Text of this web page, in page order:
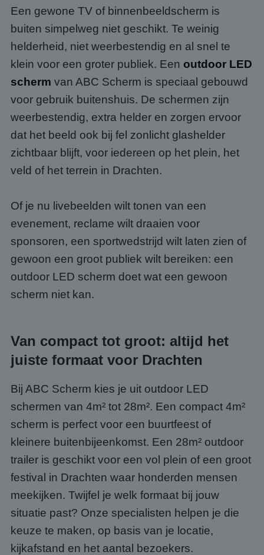
Een gewone TV of binnenbeeldscherm is
buiten simpelweg niet geschikt. Te weinig
helderheid, niet weerbestendig en al snel te
klein voor een groter publiek. Een outdoor LED
scherm van ABC Scherm is speciaal gebouwd
voor gebruik buitenshuis. De schermen zijn
weerbestendig, extra helder en zorgen ervoor
dat het beeld ook bij fel zonlicht glashelder
zichtbaar blijft, voor iedereen op het plein, het
veld of het terrein in Drachten.
Of je nu livebeelden wilt tonen van een
evenement, reclame wilt draaien voor
sponsoren, een sportwedstrijd wilt laten zien of
gewoon een groot publiek wilt bereiken: een
outdoor LED scherm doet wat een gewoon
scherm niet kan.
Van compact tot groot: altijd het
juiste formaat voor Drachten
Bij ABC Scherm kies je uit outdoor LED
schermen van 4m² tot 28m². Een compact 4m²
scherm is perfect voor een buurtfeest of
kleinere buitenbijeenkomst. Een 28m² outdoor
trailer is geschikt voor een vol plein of een groot
festival in Drachten waar honderden mensen
meekijken. Twijfel je welk formaat bij jouw
situatie past? Onze specialisten helpen je die
keuze te maken, op basis van je locatie,
kijkafstand en het aantal bezoekers.